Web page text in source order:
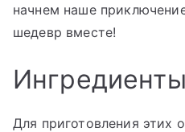
начнем наше
шедевр вместе!
Ингредиенты
Для приготовления этих